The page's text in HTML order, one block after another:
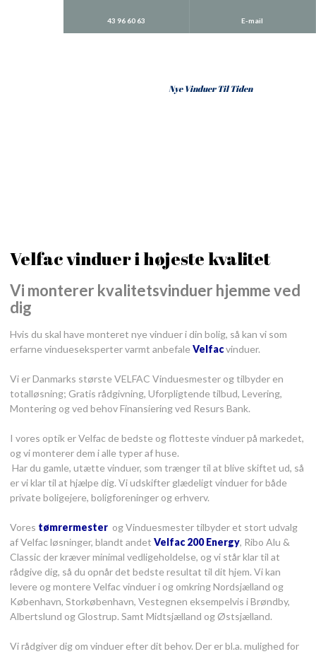
​Nye Vinduer Til Tiden
43 96 60 63 E-mail
Velfac vinduer i højeste kvalitet
Vi monterer kvalitetsvinduer hjemme ved
dig
Hvis du skal have monteret nye vinduer i din bolig, så kan vi som
erfarne vindueseksperter varmt anbefale Velfacvinduer.
Vi er Danmarks største VELFAC Vinduesmester og tilbyder en
totalløsning; Gratis rådgivning, Uforpligtende tilbud, Levering,
Montering og ved behov Finansiering ved Resurs Bank.
I vores optik er Velfac de bedste og flotteste vinduer på markedet,
og vi monterer dem i alle typer af huse.
Har du gamle, utætte vinduer, som trænger til at blive skiftet ud, så
er vi klar til at hjælpe dig. Vi udskifter glædeligt vinduer for både
private boligejere, boligforeninger og erhverv.
Vores tømrermester ​ og Vinduesmester tilbyder et stort udvalg
af Velfac løsninger, blandt andet Velfac 200 Energy, Ribo Alu &
Classic der kræver minimal vedligeholdelse, og vi står klar til at
rådgive dig, så du opnår det bedste resultat til dit hjem. Vi kan
levere og montere Velfac vinduer i og omkring Nordsjælland og
København, Storkøbenhavn, Vestegnen eksempelvis i Brøndby,
Albertslund og Glostrup. Samt Midtsjælland og Østsjælland.
Vi rådgiver dig om vinduer efter dit behov. Der er bl.a. mulighed for